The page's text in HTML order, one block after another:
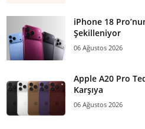
iPhone 18
Şekilleniyor
06 Ağustos 2026
Apple A20 Pro
Karşıya
06 Ağustos 2026